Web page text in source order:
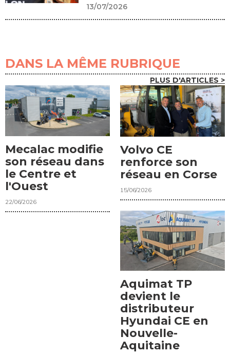
13/07/2026
DANS LA MÊME RUBRIQUE
PLUS D'ARTICLES >
Mecalac modifie
son réseau dans
le Centre et
l'Ouest
22/06/2026
Volvo CE
renforce son
réseau en Corse
15/06/2026
Aquimat TP
devient le
distributeur
Hyundai CE en
Nouvelle-
Aquitaine